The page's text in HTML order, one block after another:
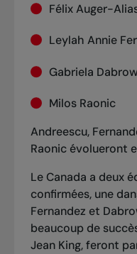
Félix Auger-
Leylah Annie
Gabriela
Milos Raonic
Andreescu,
Raonic évolueront
Le Canada a deux
confirmées, une
Fernandez et
beaucoup de
Jean King, feront